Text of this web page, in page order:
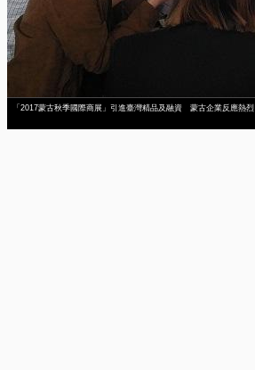
「2017蒙古秋季國際商展」引進臺灣精品及融資 蒙古企業反應熱烈